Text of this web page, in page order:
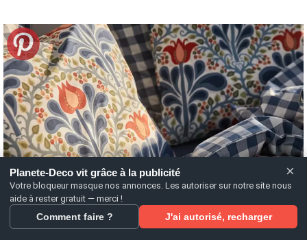
×
Planete-Deco vit grâce à la publicité
Votre bloqueur masque nos annonces. Les autoriser sur notre site nous
aide à rester gratuit — merci !
Comment faire ? J'ai autorisé, recharger